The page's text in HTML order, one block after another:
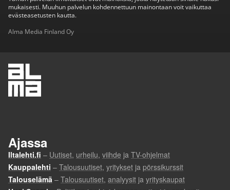
mukaisesti. Muuhun palvelun kohdennettuun mainontaan voit vaikuttaa
evästeasetusten kautta.
Alma Media Finland Oy